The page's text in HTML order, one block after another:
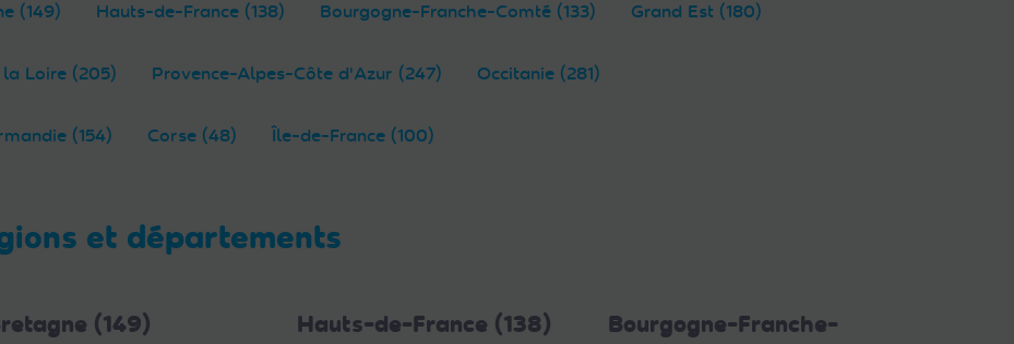
(149) Hauts-de-France (138) Bourgogne-Franche-Comté (133) Grand Est (180)
Loire (205) Provence-Alpes-Côte d'Azur (247) Occitanie (281)
(154) Corse (48) Île-de-France (100)
et départements
(149) Hauts-de-France (138)
Bourgogne-Franche-